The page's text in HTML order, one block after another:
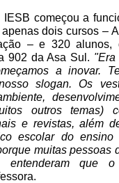
começou a
dois cursos –
– e 320 alunos,
902 da Asa Sul. "Era
a inovar.
slogan. Os
outros temas)
e revistas, além
escolar do ensino
muitas pessoas
entenderam que o